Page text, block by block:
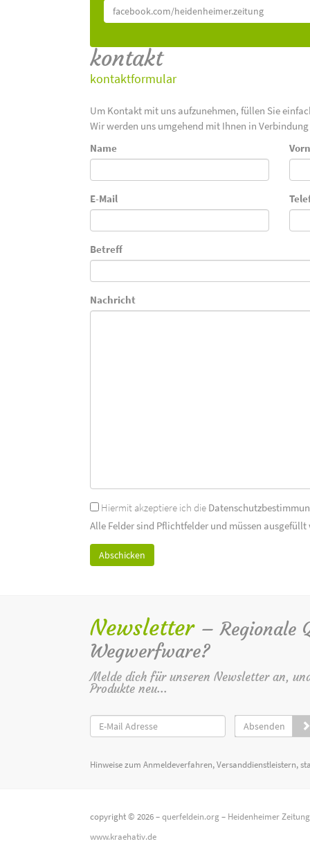
facebook.com/heidenheimer.zeitung
kontakt
kontaktformular
Um Kontakt mit uns aufzunehmen, füllen Sie
Wir werden uns umgehend mit Ihnen in
Name
E-Mail
Betreff
Nachricht
Hiermit akzeptiere ich die
Alle Felder sind Pflichtfelder und müssen ausgefüllt
Newsletter – Regionale
Wegwerfware?
Melde dich für unseren Newsletter an,
Produkte neu...
Absenden
Hinweise zum Anmeldeverfahren, Versanddienstleistern,
copyright © 2026 –querfeldein.org– Heidenheimer
www.kraehativ.de